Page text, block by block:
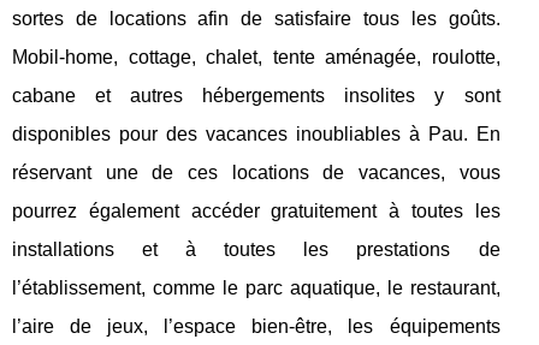
sortes de locations afin de satisfaire tous les goûts.
Mobil-home, cottage, chalet, tente aménagée, roulotte,
cabane et autres hébergements insolites y sont
disponibles pour des vacances inoubliables à Pau. En
réservant une de ces locations de vacances, vous
pourrez également accéder gratuitement à toutes les
installations et à toutes les prestations de
l’établissement, comme le parc aquatique, le restaurant,
l’aire de jeux, l’espace bien-être, les équipements